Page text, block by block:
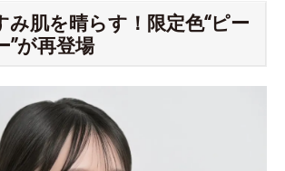
み肌を晴らす！限定色“ピー
”が再登場